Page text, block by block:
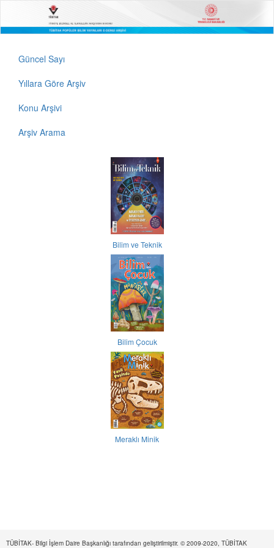
Güncel Sayı
Yıllara Göre Arşiv
Konu Arşivi
Arşiv Arama
Bilim ve Teknik
Bilim Çocuk
Meraklı Minik
TÜBİTAK- Bilgi İşlem Daire Başkanlığı tarafından geliştirilmiştir. © 2009-2020, TÜBİTAK